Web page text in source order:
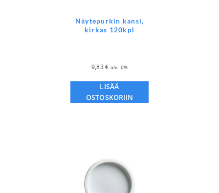
Näytepurkin kansi,
kirkas 120kpl
9,83€ alv. 0%
LISÄÄ
OSTOSKORIIN